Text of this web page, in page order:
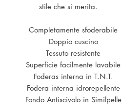
stile che si merita.
Completamente sfoderabile
Doppio cuscino
Tessuto resistente
Superficie facilmente lavabile
Foderas interna in T.N.T.
Fodera interna idrorepellente
Fondo Antiscivolo in Similpelle